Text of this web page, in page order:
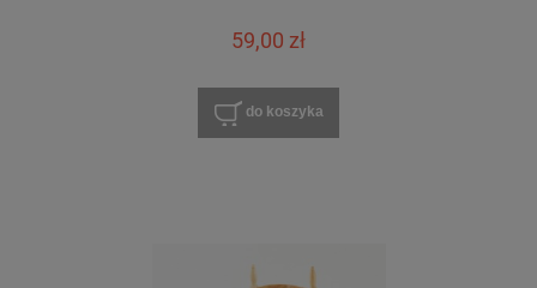
59,00 zł
do koszyka